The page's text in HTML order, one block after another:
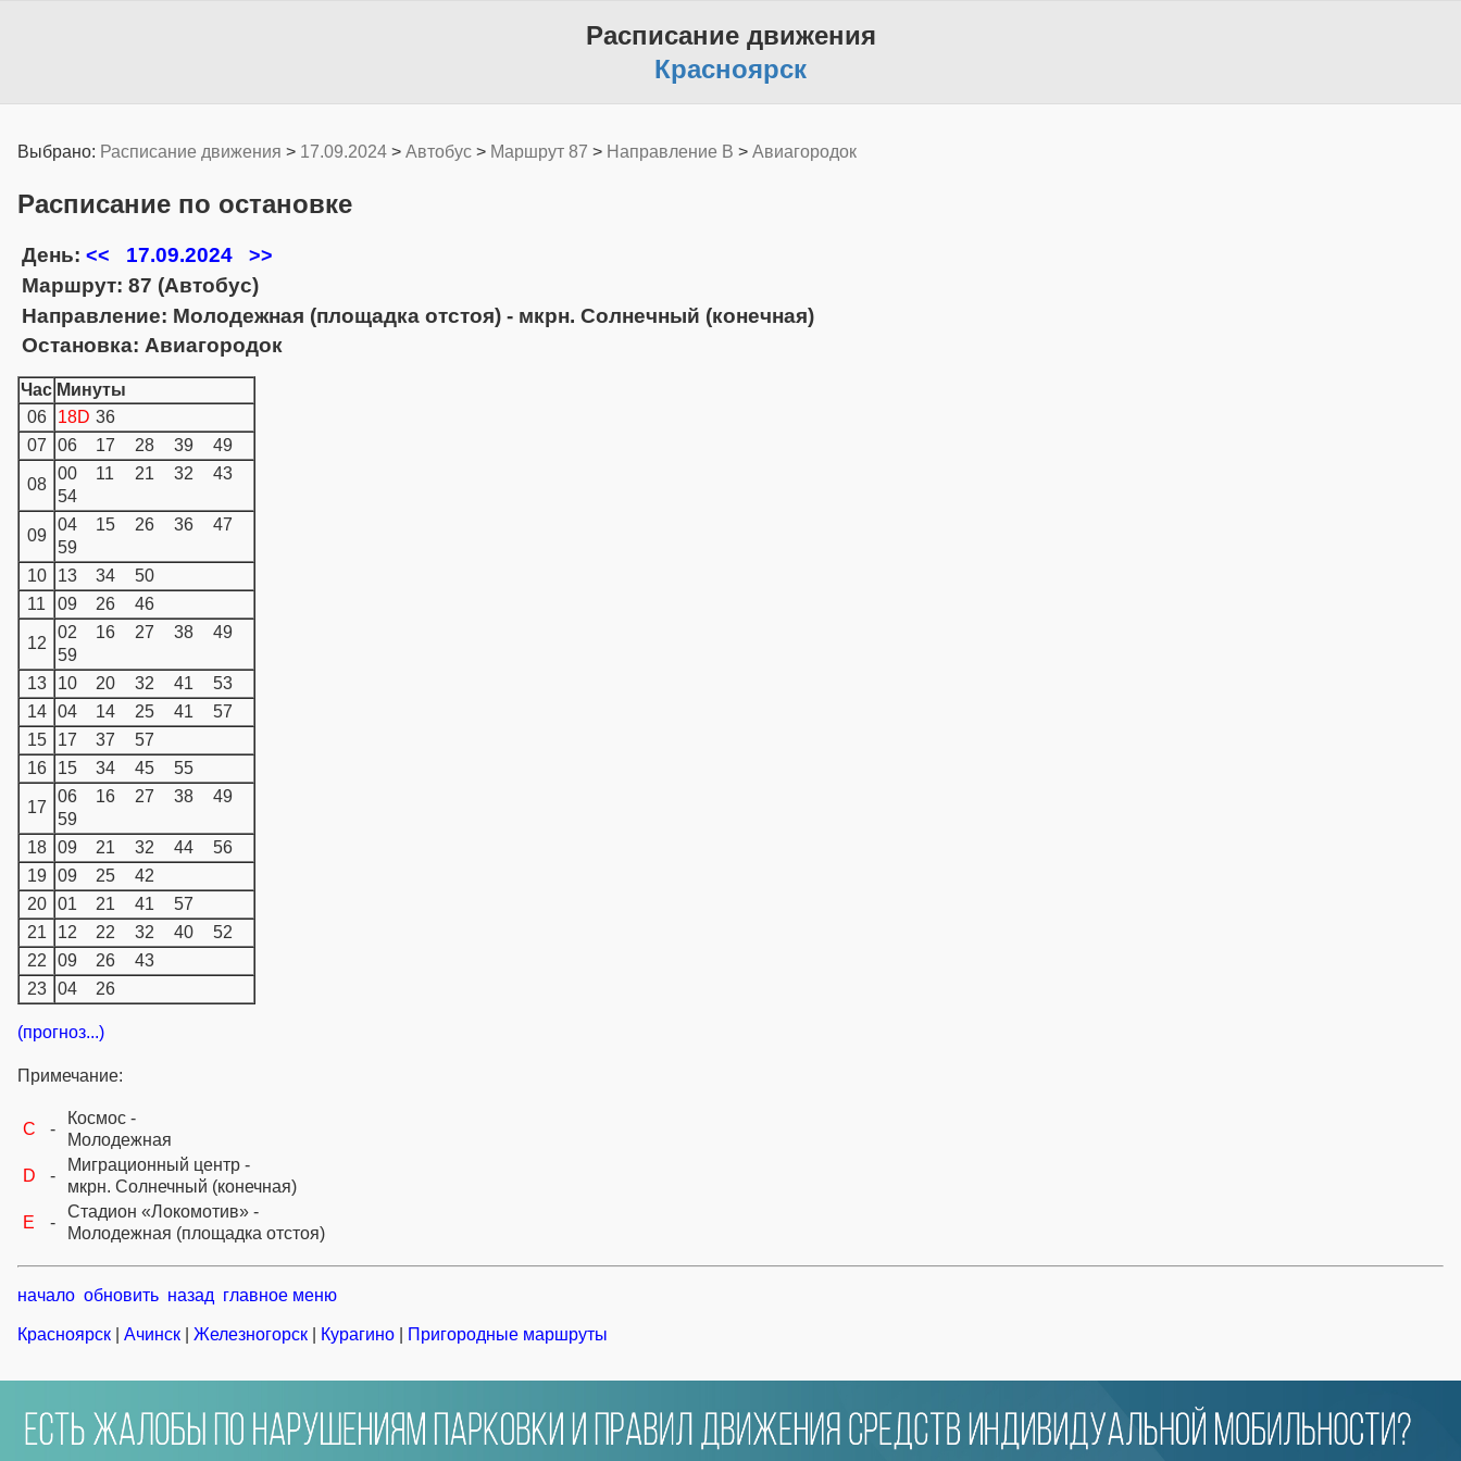
Расписание движения
Красноярск
Выбрано: Расписание движения > 17.09.2024 > Автобус > Маршрут 87 > Направление B > Авиагородок
Расписание по остановке
День: << 17.09.2024 >>
Маршрут: 87 (Автобус)
Направление: Молодежная (площадка отстоя) - мкрн. Солнечный (конечная)
Остановка: Авиагородок
Час Минуты
06
18D 36
07
06 17 28 39 49
08
00 11 21 32
43
54
09
04 15 26 36
47
59
10
13 34
50
11
09 26 46
12
02 16 27 38
49
59
13
10 20 32 41
53
14
04 14 25 41
57
15
17 37
57
16
15 34 45 55
17
06 16 27 38
49
59
18
09 21 32 44
56
19
09 25
42
20
01 21 41
57
21
12 22 32 40
52
22
09 26
43
23
04 26
(прогноз...)
Примечание:
C -
Космос -
Молодежная
D
-
Миграционный центр -
мкрн. Солнечный (конечная)
E
-
Стадион «Локомотив» -
Молодежная (площадка отстоя)
начало обновить назад главное меню
Красноярск Ачинск Железногорск Курагино Пригородные маршруты